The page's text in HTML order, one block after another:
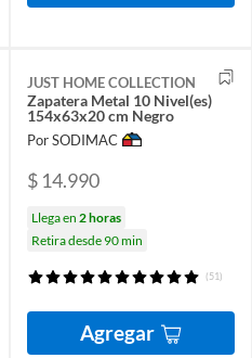
JUST HOME COLLECTION
Zapatera Metal 10 Nivel(es)
154x63x20 cm Negro
Por SODIMAC
$ 14.990
Llega en 2 horas
Retira desde 90 min
(51)
Agregar